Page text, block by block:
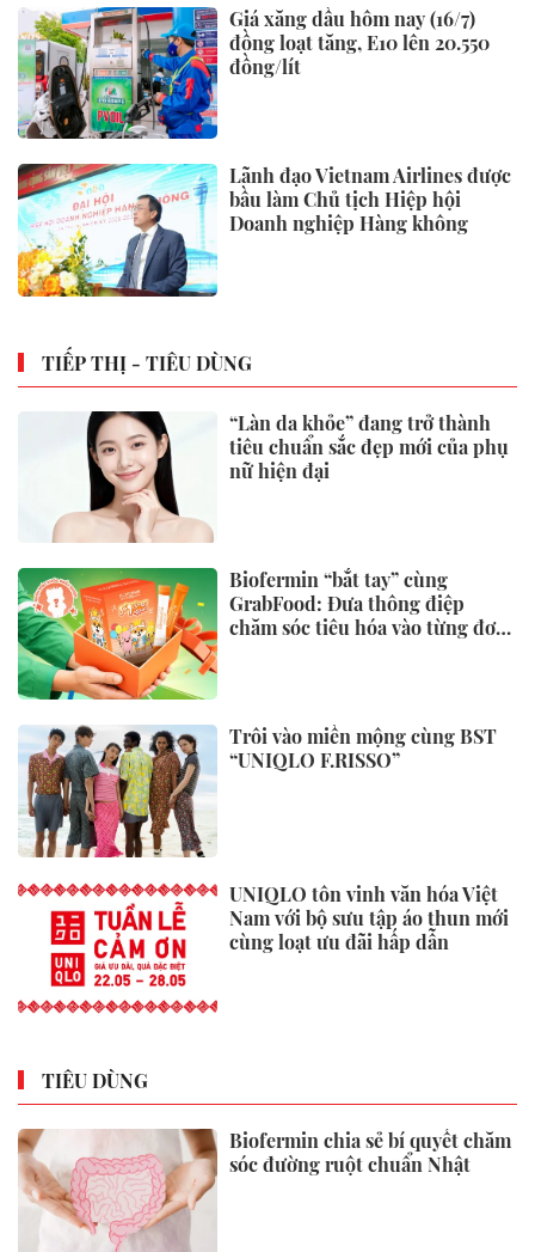
Giá xăng dầu hôm nay (16/7)
đồng loạt tăng, E10 lên 20.550
đồng/lít
Lãnh đạo Vietnam Airlines được
bầu làm Chủ tịch Hiệp hội
Doanh nghiệp Hàng không
TIẾP THỊ - TIÊU DÙNG
“Làn da khỏe” đang trở thành
tiêu chuẩn sắc đẹp mới của phụ
nữ hiện đại
Biofermin “bắt tay” cùng
GrabFood: Đưa thông điệp
chăm sóc tiêu hóa vào từng đơn
Trôi vào miền mộng cùng BST
“UNIQLO F.RISSO”
UNIQLO tôn vinh văn hóa Việt
Nam với bộ sưu tập áo thun mới
cùng loạt ưu đãi hấp dẫn
TIÊU DÙNG
Biofermin chia sẻ bí quyết chăm
sóc đường ruột chuẩn Nhật